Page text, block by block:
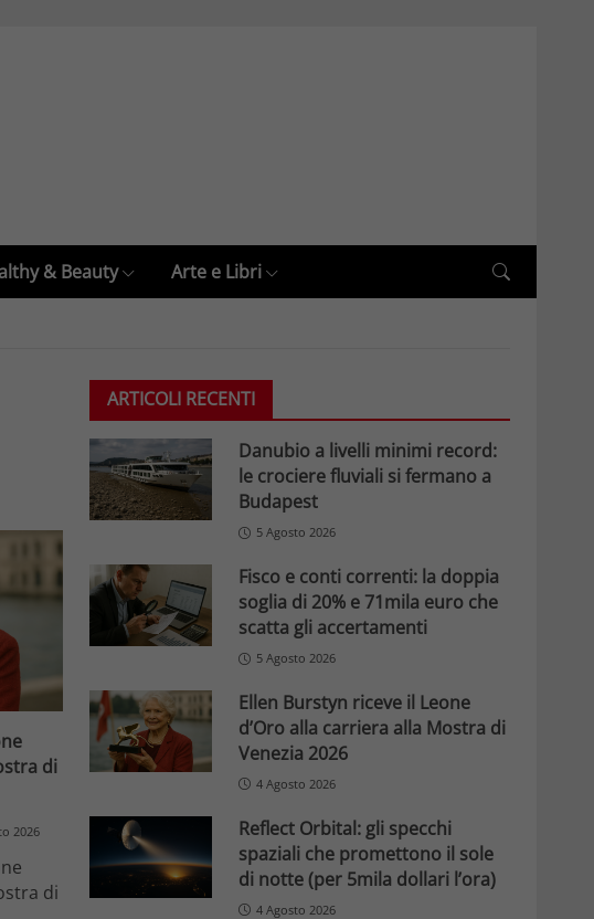
& Beauty Arte e Libri
di
2026
di
ARTICOLI RECENTI
Danubio a livelli minimi record:
le crociere fluviali si fermano a
Budapest
5 Agosto 2026
Fisco e conti correnti: la doppia
soglia di 20% e 71mila euro che
scatta gli accertamenti
5 Agosto 2026
Ellen Burstyn riceve il Leone
d’Oro alla carriera alla Mostra di
Venezia 2026
4 Agosto 2026
Reflect Orbital: gli specchi
spaziali che promettono il sole
di notte (per 5mila dollari l’ora)
4 Agosto 2026